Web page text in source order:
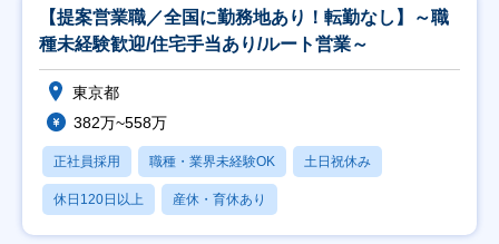
【提案営業職／全国に勤務地あり！転勤なし】～職
種未経験歓迎/住宅手当あり/ルート営業～
東京都
382万~558万
正社員採用 職種・業界未経験OK 土日祝休み
休日120日以上 産休・育休あり